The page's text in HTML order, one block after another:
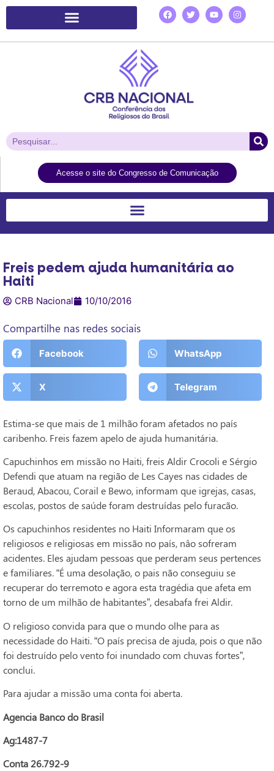
Acesse o site do Congresso de Comunicação
Freis pedem ajuda humanitária ao
Haiti
CRB Nacional 10/10/2016
Compartilhe nas redes sociais
Facebook WhatsApp
X Telegram
Estima-se que mais de 1 milhão foram afetados no país
caribenho. Freis fazem apelo de ajuda humanitária.
Capuchinhos em missão no Haiti, freis Aldir Crocoli e Sérgio
Defendi que atuam na região de Les Cayes nas cidades de
Beraud, Abacou, Corail e Bewo, informam que igrejas, casas,
escolas, postos de saúde foram destruídas pelo furacão.
Os capuchinhos residentes no Haiti Informaram que os
religiosos e religiosas em missão no país, nâo sofreram
acidentes. Eles ajudam pessoas que perderam seus pertences
e familiares. “É uma desolação, o pais não conseguiu se
recuperar do terremoto e agora esta tragédia que afeta em
torno de um milhão de habitantes”, desabafa frei Aldir.
O religioso convida para que o mundo olhe para as
necessidade do Haiti. “O país precisa de ajuda, pois o que não
foi destruído pelo vento foi inundado com chuvas fortes”,
conclui.
Para ajudar a missão uma conta foi aberta.
Agencia Banco do Brasil
Ag:1487-7
Conta 26.792-9